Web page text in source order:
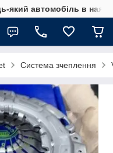
який автомобіль в
Система зчеплення